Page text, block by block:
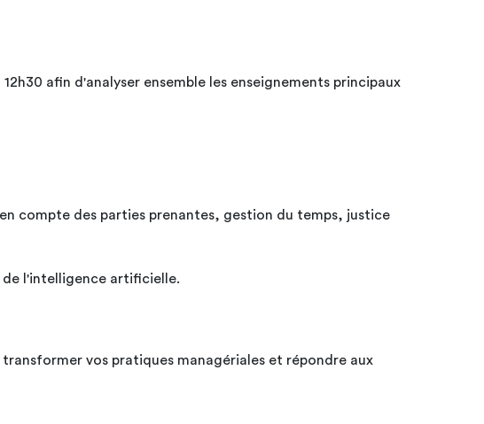
afin d'analyser ensemble les enseignements principaux
compte des parties prenantes, gestion du temps, justice
de l'intelligence artificielle.
vos pratiques managériales et répondre aux